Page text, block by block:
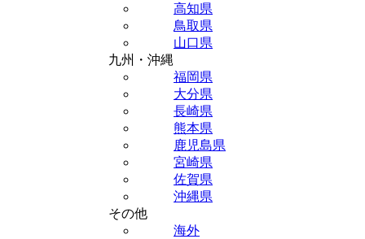
高知県
鳥取県
山口県
九州・沖縄
福岡県
大分県
長崎県
熊本県
鹿児島県
宮崎県
佐賀県
沖縄県
その他
海外